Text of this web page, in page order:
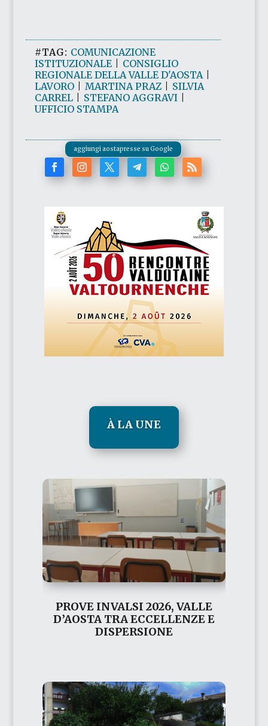
#TAG: COMUNICAZIONE
ISTITUZIONALE| CONSIGLIO
REGIONALE DELLA VALLE D'AOSTA|
LAVORO| MARTINA PRAZ| SILVIA
CARREL| STEFANO AGGRAVI|
UFFICIO STAMPA
aggiungi aostapresse su Google
À LA UNE
PROVE INVALSI 2026, VALLE
D’AOSTA TRA ECCELLENZE E
DISPERSIONE